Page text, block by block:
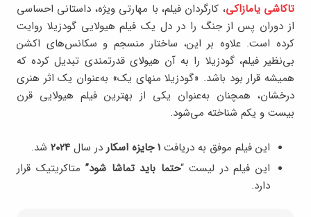
تاکاشی یامازاکی، کارگردان فیلم، با مهارتی ویژه، داستانی احساسی
از دوران پس از جنگ را در دل یک فیلم هیولایی گودزیلا روایت
کرده است. علاوه بر این، ساختار منسجم و سکانس‌های اکشن
بی‌نظیر فیلم، گودزیلا را به آن هیولای قدرتمندی تبدیل کرده که
همیشه قرار بود باشد. «گودزیلا منهای یک» به‌عنوان یک اثر هنری
درخشان، همچنان به‌عنوان یکی از بهترین فیلم هیولایی قرن
بیست و یکم شناخته می‌شود.
این فیلم موفق به دریافت در سال
شد.
این فیلم در لیست “حتما باید تماشا شود”متاکریتیک قرار
دارد.